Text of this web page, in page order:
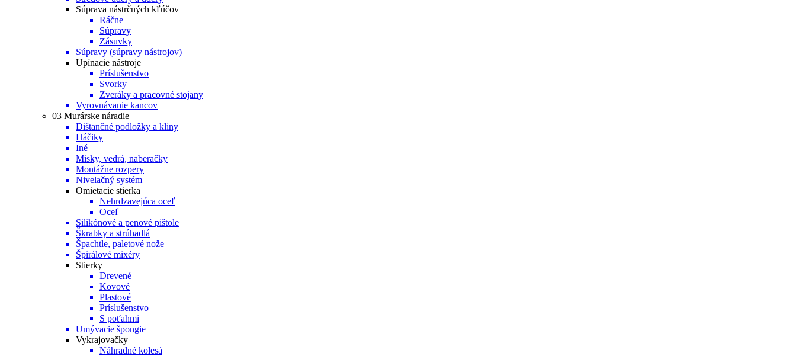
Súprava nástrčných kľúčov
Ráčne
Súpravy
Zásuvky
Súpravy (súpravy nástrojov)
Upínacie nástroje
Príslušenstvo
Svorky
Zveráky a pracovné stojany
Vyrovnávanie kancov
03 Murárske náradie
Dištančné podložky a kliny
Háčiky
Iné
Misky, vedrá, naberačky
Montážne rozpery
Nivelačný systém
Omietacie stierka
Nehrdzavejúca oceľ
Oceľ
Silikónové a penové pištole
Škrabky a strúhadlá
Špachtle, paletové nože
Špirálové mixéry
Stierky
Drevené
Kovové
Plastové
Príslušenstvo
S poťahmi
Umývacie špongie
Vykrajovačky
Náhradné kolesá